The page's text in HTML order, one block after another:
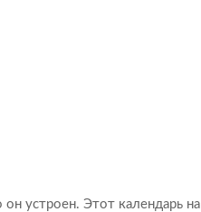
устроен. Этот календарь на